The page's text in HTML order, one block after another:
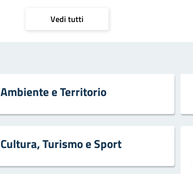
Vedi tutti
Ambiente e Territorio
Cultura, Turismo e Sport